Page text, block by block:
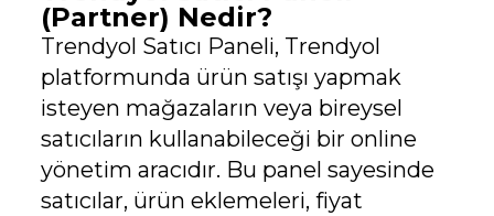
(Partner) Nedir?
Trendyol Satıcı Paneli, Trendyol
platformunda ürün satışı yapmak
isteyen mağazaların veya bireysel
satıcıların kullanabileceği bir online
yönetim aracıdır. Bu panel sayesinde
satıcılar, ürün eklemeleri, fiyat